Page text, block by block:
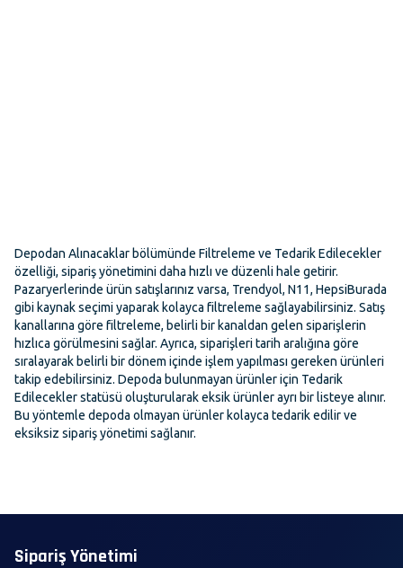
Depodan Alınacaklar bölümünde Filtreleme ve Tedarik Edilecekler
özelliği, sipariş yönetimini daha hızlı ve düzenli hale getirir.
Pazaryerlerinde ürün satışlarınız varsa, Trendyol, N11, HepsiBurada
gibi kaynak seçimi yaparak kolayca filtreleme sağlayabilirsiniz. Satış
kanallarına göre filtreleme, belirli bir kanaldan gelen siparişlerin
hızlıca görülmesini sağlar. Ayrıca, siparişleri tarih aralığına göre
sıralayarak belirli bir dönem içinde işlem yapılması gereken ürünleri
takip edebilirsiniz. Depoda bulunmayan ürünler için Tedarik
Edilecekler statüsü oluşturularak eksik ürünler ayrı bir listeye alınır.
Bu yöntemle depoda olmayan ürünler kolayca tedarik edilir ve
eksiksiz sipariş yönetimi sağlanır.
Sipariş Yönetimi